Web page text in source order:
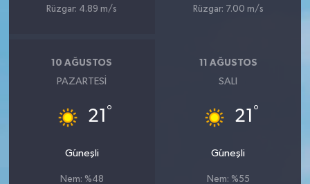
Rüzgar: 4.89 m/s
Rüzgar: 7.00 m/s
10 AĞUSTOS
PAZARTESI
21 °
Güneşli
Nem: %48
11 AĞUSTOS
SALI
21 °
Güneşli
Nem: %55